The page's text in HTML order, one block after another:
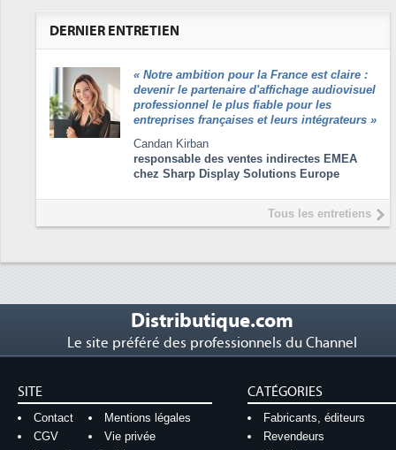
DERNIER ENTRETIEN
« Notre ambition pour la France est claire :
devenir le partenaire d'affichage audiovisuel
professionnel le plus fiable pour les
entreprises françaises et leurs intégrateurs »
Candan Kirban
responsable des ventes indirectes EMEA
chez Sharp Display Solutions Europe
Tous les entretiens
Distributique.com
Le site préféré des professionnels du Channel
SITE
Contact
Mentions légales
CGV
Vie privée
CATÉGORIES
Fabricants, éditeurs
Revendeurs